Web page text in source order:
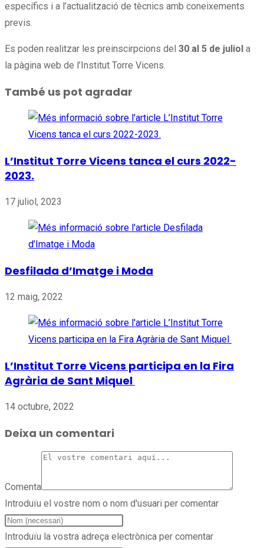
específics i a l’actualització de tècnics amb coneixements
previs.
Es poden realitzar les preinscirpcions del 30 al 5 de juliol a
la pàgina web de l’Institut Torre Vicens.
També us pot agradar
L’Institut Torre Vicens tanca el curs 2022-
2023.
17 juliol, 2023
Desfilada d’Imatge i Moda
12 maig, 2022
L’Institut Torre Vicens participa en la Fira
Agrària de Sant Miquel
14 octubre, 2022
Deixa un comentari
Comenta
Introduïu el vostre nom o nom d'usuari per comentar
Introduïu la vostra adreça electrònica per comentar